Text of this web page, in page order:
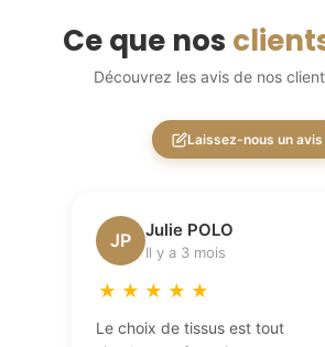
Ce que nos
Découvrez les avis de nos
Laissez-nous un avis
JP Julie POLO
Il y a 3 mois
★ ★ ★ ★ ★
Le choix de tissus est tout